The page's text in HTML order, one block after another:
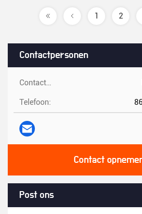
Contactpersonen
Contactpersonen:
Telefoon:
Contact
Post ons
1 2